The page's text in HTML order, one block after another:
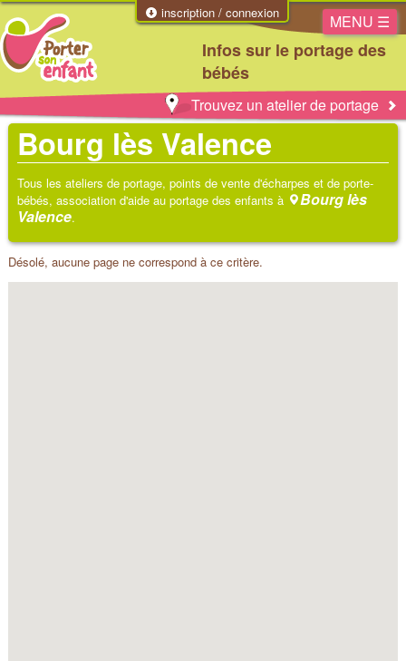
inscription / connexion
Infos sur le portage des
bébés
MENU ☰
Trouvez un atelier de portage
Bourg lès Valence
Tous les ateliers de portage, points de vente d'écharpes et de porte-
bébés, association d'aide au portage des enfants à
Bourg lès
Valence.
Désolé, aucune page ne correspond à ce critère.